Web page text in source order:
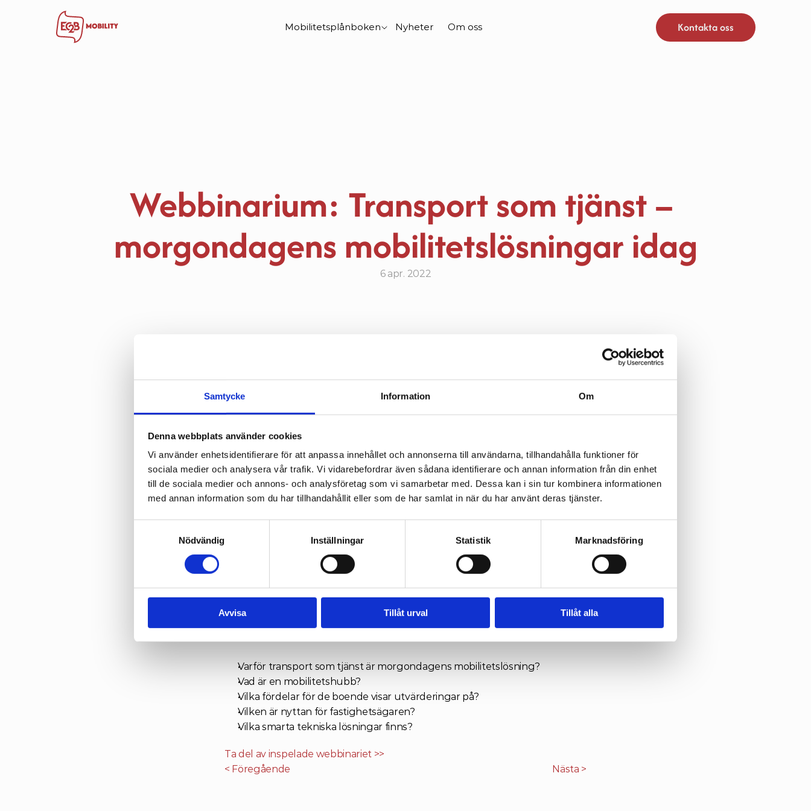
Samtycke Information Om
Denna webbplats använder cookies
Vi använder enhetsidentifierare för att anpassa innehållet och annonserna till användarna, tillhandahålla funktioner för
sociala medier och analysera vår trafik. Vi vidarebefordrar även sådana identifierare och annan information från din enhet
till de sociala medier och annons- och analysföretag som vi samarbetar med. Dessa kan i sin tur kombinera informationen
med annan information som du har tillhandahållit eller som de har samlat in när du har använt deras tjänster.
Nödvändig
Inställningar Statistik Marknadsföring
Avvisa Tillåt urval Tillåt alla
Mobilitetsplånboken Nyheter Om oss Kontakta oss
Webbinarium: Transport som tjänst –
morgondagens mobilitetslösningar idag
6 apr. 2022
Service) har ökat globalt under senare år. Ordet mobilitetshubb blev
också ett av nyorden i Sverige 2021.
Lösningar som gynnar både boende och staden, och dessutom ger
betydande fördelar även för fastigheten.
Den 5 april delade Lennart Persson , VD för EC2B och Christer Ljungberg,
styrelseordförande för EC2B, med sig av sina erfarenheter i samband med ett
Framtiden Byggutveckling
. Joa gör inspel och berättar om
Framtidenkoncernens erfarenheter av mobilitetstjänster.
Moderator: Caroline Ljungberg Toulson, Affärsområdesansvarig Beteende
Du får mer kunskap om:
Varför transport som tjänst är morgondagens mobilitetslösning?
Vad är en mobilitetshubb?
Vilka fördelar för de boende visar utvärderingar på?
Vilken är nyttan för fastighetsägaren?
Vilka smarta tekniska lösningar finns?
Ta del av inspelade webbinariet >>
< Föregående
Nästa >